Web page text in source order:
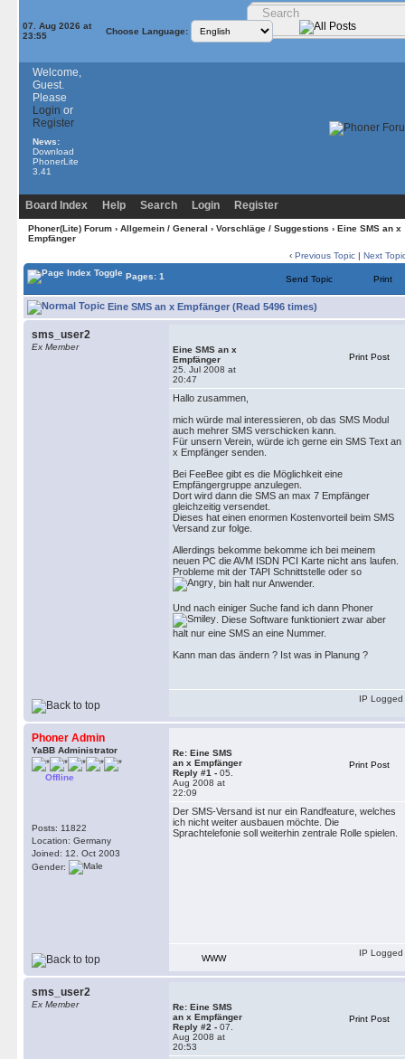
07. Aug 2026 at
23:55
Choose Language:
Welcome,
Guest.
Please
Login or
Register
News:
Download
PhonerLite
3.41
Board Index Help Search Login Register
Phoner(Lite) Forum› Allgemein / General › Vorschläge / Suggestions › Eine SMS an x
Empfänger
‹ Previous Topic | Next
Pages: 1 Send Topic Print
Eine SMS an x Empfänger (Read 5496 times)
sms_user2
Ex Member
Eine SMS an x
Empfänger
25. Jul 2008 at
20:47
Print Post
Hallo zusammen,
mich würde mal interessieren, ob das SMS Modul
auch mehrer SMS verschicken kann.
Für unsern Verein, würde ich gerne ein SMS Text an
x Empfänger senden.
Bei FeeBee gibt es die Möglichkeit eine
Empfängergruppe anzulegen.
Dort wird dann die SMS an max 7 Empfänger
gleichzeitig versendet.
Dieses hat einen enormen Kostenvorteil beim SMS
Versand zur folge.
Allerdings bekomme bekomme ich bei meinem
neuen PC die AVM ISDN PCI Karte nicht ans laufen.
Probleme mit der TAPI Schnittstelle oder so
, bin halt nur Anwender.
Und nach einiger Suche fand ich dann Phoner
. Diese Software funktioniert zwar aber
halt nur eine SMS an eine Nummer.
Kann man das ändern ? Ist was in Planung ?
IP Logged
Phoner Admin
YaBB Administrator
Offline
Posts: 11822
Location: Germany
Joined: 12. Oct 2003
Gender:
Re: Eine SMS
an x Empfänger
Reply #1 - 05.
Aug 2008 at
22:09
Print Post
Der SMS-Versand ist nur ein Randfeature, welches
ich nicht weiter ausbauen möchte. Die
Sprachtelefonie soll weiterhin zentrale Rolle spielen.
WWW
IP Logged
sms_user2
Ex Member
Re: Eine SMS
an x Empfänger
Reply #2 - 07.
Aug 2008 at
20:53
Print Post